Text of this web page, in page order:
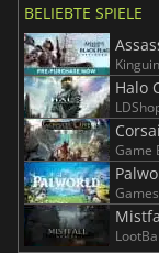
BELIEBTE SPIELE
Kinguin
Halo
Game